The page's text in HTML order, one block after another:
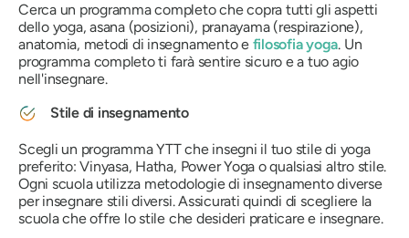
Cerca un programma completo che copra tutti gli aspetti
dello yoga, asana (posizioni), pranayama (respirazione),
anatomia, metodi di insegnamento e filosofia yoga. Un
programma completo ti farà sentire sicuro e a tuo agio
nell'insegnare.
Stile di insegnamento
Scegli un programma YTT che insegni il tuo stile di yoga
preferito: Vinyasa, Hatha, Power Yoga o qualsiasi altro stile.
Ogni scuola utilizza metodologie di insegnamento diverse
per insegnare stili diversi. Assicurati quindi di scegliere la
scuola che offre lo stile che desideri praticare e insegnare.